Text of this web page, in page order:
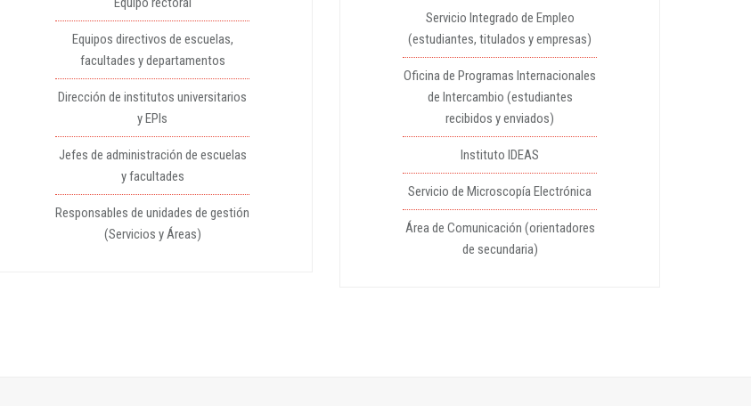
Equipos directivos de escuelas,
facultades y departamentos
Dirección de institutos universitarios
y EPIs
Jefes de administración de escuelas
y facultades
Responsables de unidades de gestión
(Servicios y Áreas)
Servicio Integrado de Empleo
(estudiantes, titulados y empresas)
Oficina de Programas Internacionales
de Intercambio (estudiantes
recibidos y enviados)
Instituto IDEAS
Servicio de Microscopía Electrónica
Área de Comunicación (orientadores
de secundaria)